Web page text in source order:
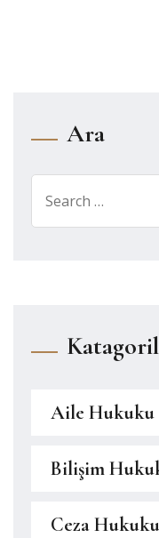
Ara
for:
Aile Hukuku
Bilişim
Ceza